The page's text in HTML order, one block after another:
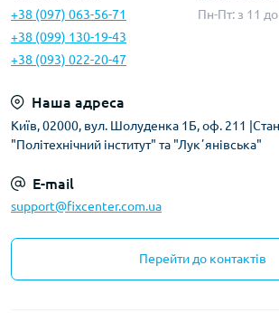
+38 (097) 063-56-71
+38 (099) 130-19-43
+38 (093) 022-20-47
Пн-Пт: з 11
Наша адреса
Київ, 02000, вул. Шолуденка 1Б, оф. 211
"Політехнічний інститут" та "Лукʼянівська"
E-mail
support@fixcenter.com.ua
Перейти до контактів